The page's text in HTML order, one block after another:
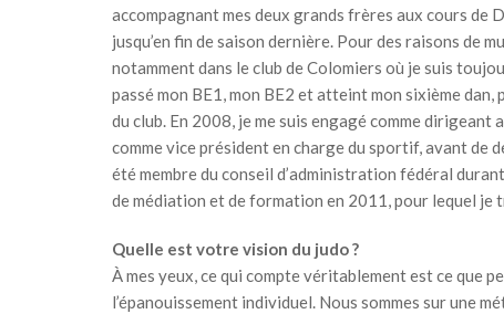
accompagnant mes deux grands frères aux cours de
jusqu’en fin de saison dernière. Pour des raisons de
notamment dans le club de Colomiers où je suis
passé mon BE1, mon BE2 et atteint mon sixième
du club. En 2008, je me suis engagé comme
comme vice président en charge du sportif, avant de
été membre du conseil d’administration fédéral
de médiation et de formation en 2011, pour lequel je
Quelle est votre vision du judo ?
À mes yeux, ce qui compte véritablement est ce que
l’épanouissement individuel. Nous sommes sur une